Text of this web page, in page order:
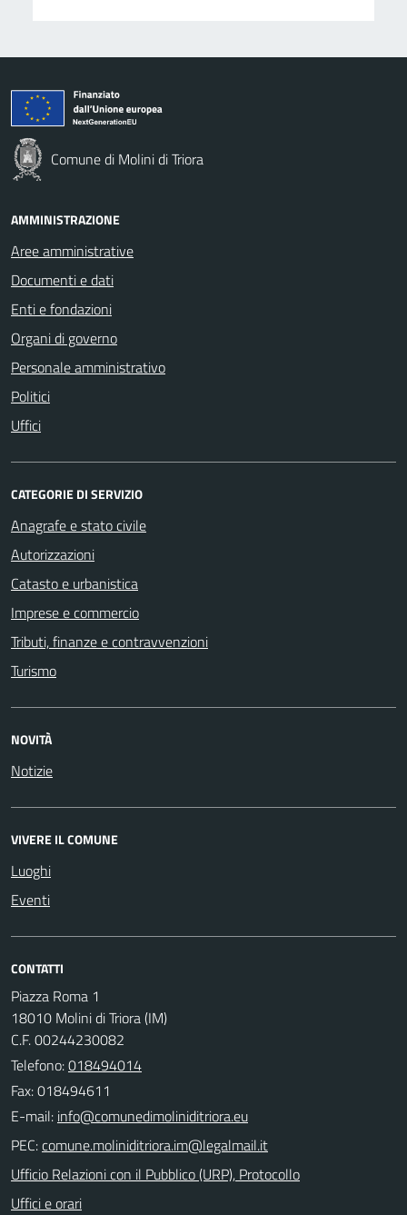
Comune di Molini di Triora
AMMINISTRAZIONE
Aree amministrative
Documenti e dati
Enti e fondazioni
Organi di governo
Personale amministrativo
Politici
Uffici
CATEGORIE DI SERVIZIO
Anagrafe e stato civile
Autorizzazioni
Catasto e urbanistica
Imprese e commercio
Tributi, finanze e contravvenzioni
Turismo
NOVITÀ
Notizie
VIVERE IL COMUNE
Luoghi
Eventi
CONTATTI
Piazza Roma 1
18010 Molini di Triora (IM)
C.F. 00244230082
Telefono:018494014
Fax: 018494611
E-mail:
PEC:
Ufficio Relazioni con il Pubblico (URP), Protocollo
Uffici e orari